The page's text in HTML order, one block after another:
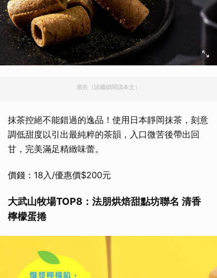
廣告（請繼續閱讀本文）
抹茶控絕不能錯過的逸品！使用日本靜岡抹茶，刻意
調低甜度以引出最純粹的茶韻，入口微苦後帶出回
甘，完美滿足精緻味蕾。
價錢：18入/優惠價$200元
大武山牧場TOP8：法朋烘焙甜點坊聯名 清香
檸檬蛋捲